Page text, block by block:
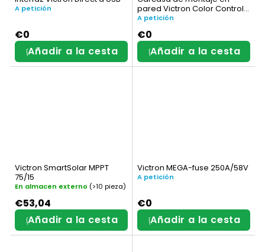
A petición
€0
Añadir a la cesta
pared Victron Color Control
GX
A petición
€0
Añadir a la cesta
Victron SmartSolar MPPT
75/15
En almacen externo (>10 pieza)
€53,04
Añadir a la cesta
Victron MEGA-fuse 250A/58V
A petición
€0
Añadir a la cesta